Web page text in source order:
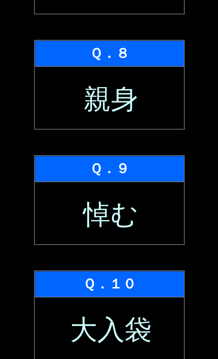
Ｑ．８
親身
Ｑ．９
悼む
Ｑ．１０
大入袋